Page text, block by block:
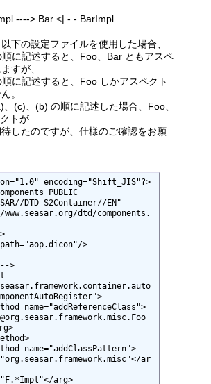
----> Bar <| - - BarImpl
下の設定ファイルを使用した場合、
に記述すると、Foo、Bar ともアスペ
すが、
に記述すると、Foo しかアスペクト
。
(c)、(b) の順に記述した場合、Foo、
トが
したのですが、仕様のご確認をお願
encoding="Shift_JIS"?>
PUBLIC